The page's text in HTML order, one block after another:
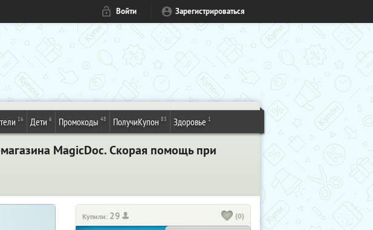
Войти Зарегистрироваться
16 Дети 6 Промокоды 48 ПолучиКупон 83 Здоровье 1
MagicDoc. Скорая помощь при
Купили: 29 (0)